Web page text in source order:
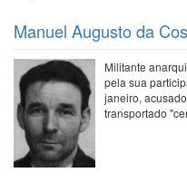
Manuel Augusto da
Militante
pela sua
janeiro,
transportado
Paginação